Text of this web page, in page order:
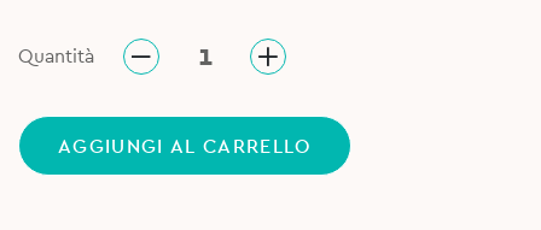
12,90€.
10,50€.
Quantità
AGGIUNGI AL CARRELLO